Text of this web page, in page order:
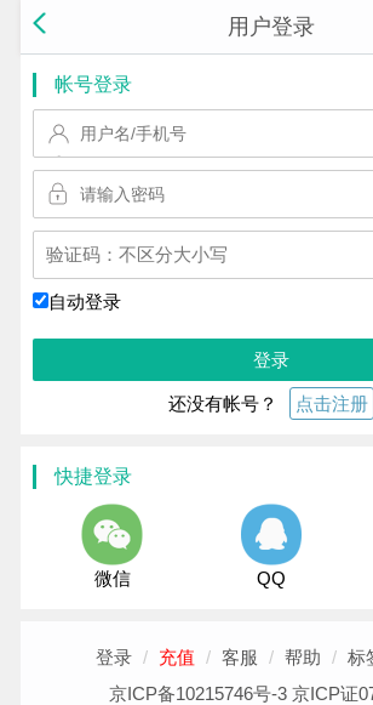
用户登录
帐号登录
自动登录
登录
还没有帐号？ 点击注册
快捷登录
微信 QQ
登录 / 充值 / 客服 / 帮助 / 标
京ICP备10215746号-3 京ICP证